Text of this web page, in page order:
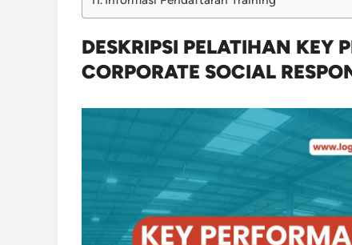
DESKRIPSI PELATIHAN KEY
CORPORATE SOCIAL